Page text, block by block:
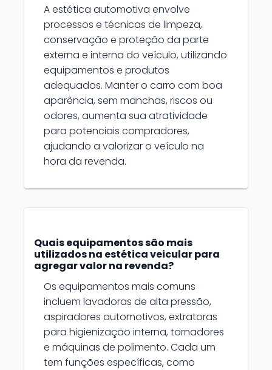
A estética automotiva envolve
processos e técnicas de limpeza,
conservação e proteção da parte
externa e interna do veículo, utilizando
equipamentos e produtos
adequados. Manter o carro com boa
aparência, sem manchas, riscos ou
odores, aumenta sua atratividade
para potenciais compradores,
ajudando a valorizar o veículo na
hora da revenda.
Quais equipamentos são mais
utilizados na estética veicular para
agregar valor na revenda?
Os equipamentos mais comuns
incluem lavadoras de alta pressão,
aspiradores automotivos, extratoras
para higienização interna, tornadores
e máquinas de polimento. Cada um
tem funções específicas, como